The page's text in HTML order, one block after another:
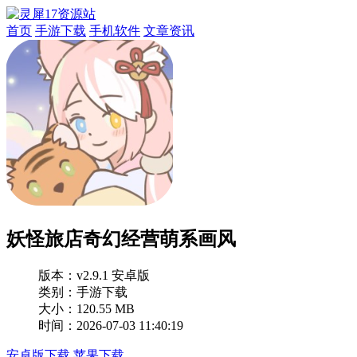
首页 手游下载 手机软件 文章资讯
妖怪旅店奇幻经营萌系画风
版本： v2.9.1 安卓版
类别：手游下载
大小：120.55 MB
时间：2026-07-03 11:40:19